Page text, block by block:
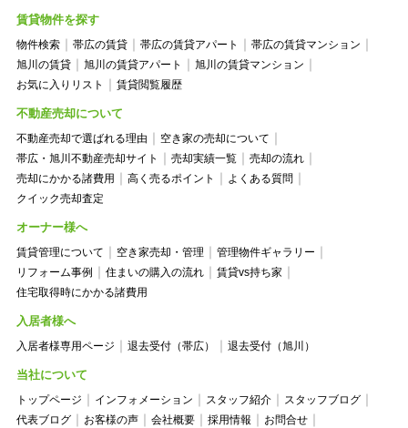
賃貸物件を探す
物件検索 帯広の賃貸 帯広の賃貸アパート
帯広の賃貸マンション
旭川の賃貸
旭川の賃貸アパート
旭川の賃貸マンション
お気に入りリスト
賃貸閲覧履歴
不動産売却について
不動産売却で選ばれる理由
空き家の売却について
帯広・旭川不動産売却サイト
売却実績一覧
売却の流れ
売却にかかる諸費用
高く売るポイント
よくある質問
クイック売却査定
オーナー様へ
賃貸管理について 空き家売却・管理
管理物件ギャラリー
リフォーム事例
住まいの購入の流れ
賃貸vs持ち家
住宅取得時にかかる諸費用
入居者様へ
入居者様専用ページ 退去受付（帯広） 退去受付（旭川）
当社について
トップページ インフォメーション スタッフ紹介
スタッフブログ
代表ブログ
お客様の声 会社概要 採用情報
お問合せ